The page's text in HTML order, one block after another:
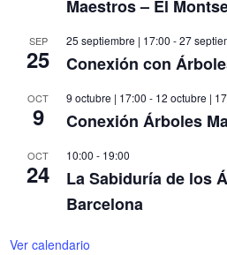
Maestros – El
SEP
25
25 septiembre | 17:00 -27
Conexión con
OCT
9
9 octubre | 17:00 - 12 octubre |
Conexión Árboles
OCT
24
10:00 - 19:00
La Sabiduría de los
Barcelona
Ver calendario